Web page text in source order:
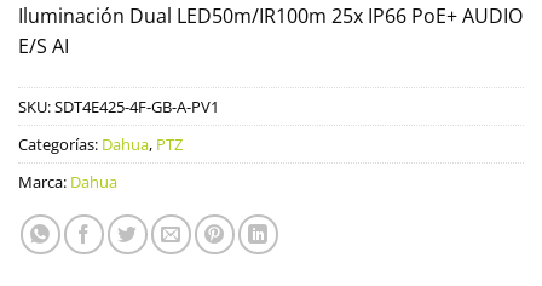
Iluminación Dual LED50m/IR100m 25x IP66 PoE+ AUDIO
E/S AI
SKU:SDT4E425-4F-GB-A-PV1
Categorías: Dahua, PTZ
Marca: Dahua